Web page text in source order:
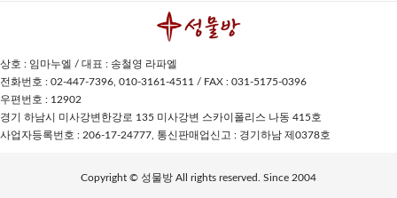
상호 : 임마누엘 / 대표 : 송철영 라파엘
전화번호 : 02-447-7396, 010-3161-4511 / FAX : 031-5175-0396
우편번호 : 12902
경기 하남시 미사강변한강로 135 미사강변 스카이폴리스 나동 415호
사업자등록번호 : 206-17-24777, 통신판매업신고 : 경기하남 제0378호
Copyright © 성물방 All rights reserved. Since 2004